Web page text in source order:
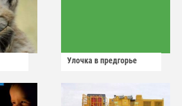
Улочка в предгорье